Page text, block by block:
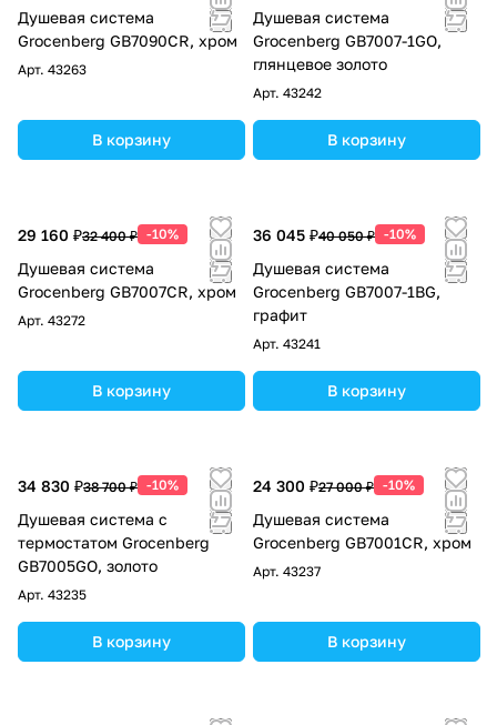
Душевая система
Grocenberg GB7090CR, хром
Арт. 43263
В корзину
Душевая система
Grocenberg GB7007-1GO,
глянцевое золото
Арт. 43242
В корзину
29 160 ₽32 400 ₽ -10%
Душевая система
Grocenberg GB7007CR, хром
Арт. 43272
В корзину
36 045 ₽40 050 ₽ -10%
Душевая система
Grocenberg GB7007-1BG,
графит
Арт. 43241
В корзину
34 830 ₽38 700 ₽ -10%
Душевая система с
термостатом Grocenberg
GB7005GO, золото
Арт. 43235
В корзину
24 300 ₽27 000 ₽ -10%
Душевая система
Grocenberg GB7001CR, хром
Арт. 43237
В корзину